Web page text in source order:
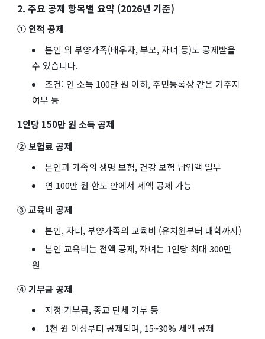
2. 주요 공제 항목별 요약 (2026년 기준)
① 인적 공제
본인 외 부양가족(배우자, 부모, 자녀 등)도 공제받을
수 있습니다.
조건: 연 소득 100만 원 이하, 주민등록상 같은 거주지
여부 등
1인당 150만 원 소득 공제
② 보험료 공제
본인과 가족의 생명 보험, 건강 보험 납입액 일부
연 100만 원 한도 안에서 세액 공제 가능
③ 교육비 공제
본인, 자녀, 부양가족의 교육비 (유치원부터 대학까지)
본인 교육비는 전액 공제, 자녀는 1인당 최대 300만
원
④ 기부금 공제
지정 기부금, 종교 단체 기부 등
1천 원 이상부터 공제되며, 15~30% 세액 공제